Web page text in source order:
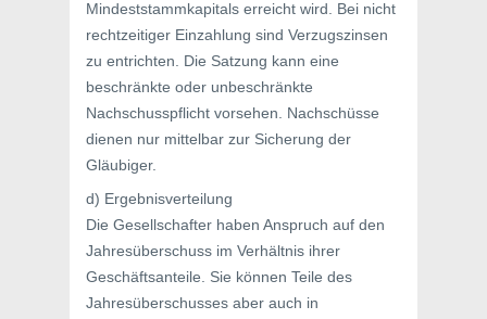
Mindeststammkapitals erreicht wird. Bei nicht
rechtzeitiger Einzahlung sind Verzugszinsen
zu entrichten. Die Satzung kann eine
beschränkte oder unbeschränkte
Nachschusspflicht vorsehen. Nachschüsse
dienen nur mittelbar zur Sicherung der
Gläubiger.
d) Ergebnisverteilung
Die Gesellschafter haben Anspruch auf den
Jahresüberschuss im Verhältnis ihrer
Geschäftsanteile. Sie können Teile des
Jahresüberschusses aber auch in